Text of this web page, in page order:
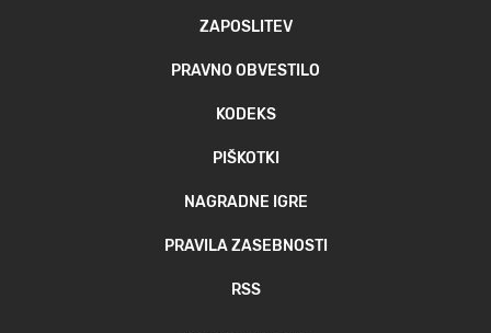
ZAPOSLITEV
PRAVNO OBVESTILO
KODEKS
PIŠKOTKI
NAGRADNE IGRE
PRAVILA ZASEBNOSTI
RSS